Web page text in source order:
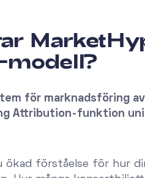
för marknadsföring
Attribution-funktion
ökad förståelse för hur